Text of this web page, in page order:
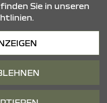
Sie in unseren